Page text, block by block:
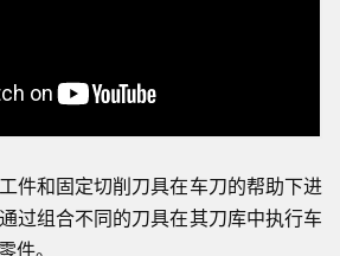
件和固定切削刀具在车刀的帮助下进
过组合不同的刀具在其刀库中执行车
件。